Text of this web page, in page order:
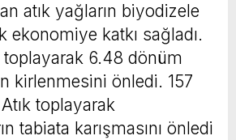
atık yağların biyodizele
ekonomiye katkı sağladı.
toplayarak 6.48 dönüm
kirlenmesini önledi. 157
toplayarak
tabiata karışmasını önledi